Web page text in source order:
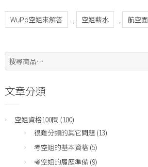
WuPo空姐來解答 空姐薪水 航空
搜
尋:
文章分類
空姐資格100問 (100)
很難分類的其它問題 (13)
考空姐的基本資格 (5)
考空姐的履歷準備 (9)